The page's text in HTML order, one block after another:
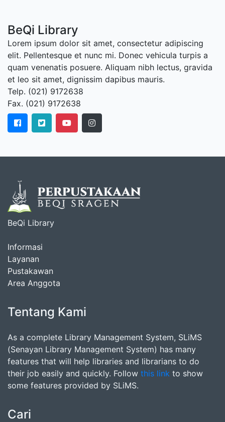
BeQi Library
Lorem ipsum dolor sit amet, consectetur adipiscing
elit. Pellentesque et nunc mi. Donec vehicula turpis a
quam venenatis posuere. Aliquam nibh lectus, gravida
et leo sit amet, dignissim dapibus mauris.
Telp. (021) 9172638
Fax. (021) 9172638
BeQi Library
Informasi
Layanan
Pustakawan
Area Anggota
Tentang Kami
As a complete Library Management System, SLiMS
(Senayan Library Management System) has many
features that will help libraries and librarians to do
their job easily and quickly. Follow this link to show
some features provided by SLiMS.
Cari